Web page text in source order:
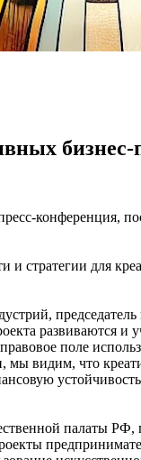
бизнес-
конференция,
для
развиваются и
поле
видим, что
палаты